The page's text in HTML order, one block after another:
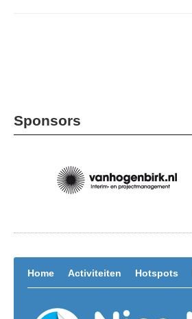
Sponsors
Home Activiteiten Hotspots